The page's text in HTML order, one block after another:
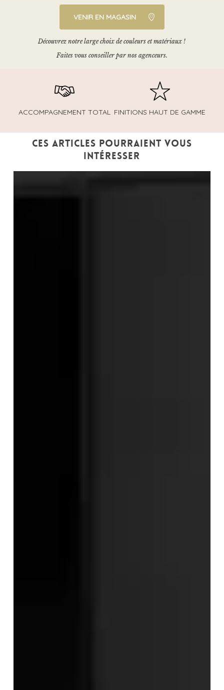
VENIR EN MAGASIN
Découvrez notre large choix de couleurs et matériaux !
Faites vous conseiller par nos agenceurs.
ACCOMPAGNEMENT TOTAL FINITIONS HAUT DE GAMME
Ces articles pourraient vous
intéresser